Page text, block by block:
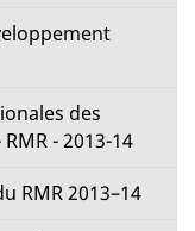
des
- 2013-14
RMR 2013–14